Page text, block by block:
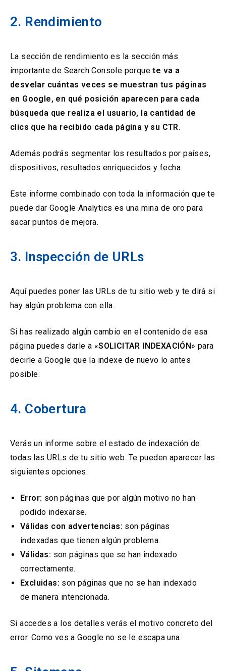
2. Rendimiento
La sección de rendimiento es la sección más
importante de Search Console porquete va a
desvelar cuántas veces se muestran tus páginas
en Google, en qué posición aparecen para cada
búsqueda que realiza el usuario, la cantidad de
clics que ha recibido cada página y su CTR.
Además podrás segmentar los resultados por países,
dispositivos, resultados enriquecidos y fecha.
Este informe combinado con toda la información que te
puede dar Google Analytics es una mina de oro para
sacar puntos de mejora.
3. Inspección de URLs
Aquí puedes poner las URLs de tu sitio web y te dirá si
hay algún problema con ella.
Si has realizado algún cambio en el contenido de esa
página puedes darle a «SOLICITAR INDEXACIÓN» para
decirle a Google que la indexe de nuevo lo antes
posible.
4. Cobertura
Verás un informe sobre el estado de indexación de
todas las URLs de tu sitio web. Te pueden aparecer las
siguientes opciones:
Error: son páginas que por algún motivo no han
podido indexarse.
Válidas con advertencias: son páginas
indexadas que tienen algún problema.
Válidas: son páginas que se han indexado
correctamente.
Excluidas: son páginas que no se han indexado
de manera intencionada.
Si accedes a los detalles verás el motivo concreto del
error. Como ves a Google no se le escapa una.